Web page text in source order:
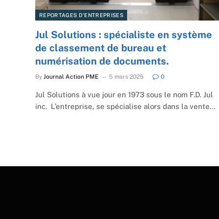
REPORTAGES D'ENTREPRISES
Jul Solutions : spécialiste en système
de classement de bureau et
numérisation de documents.
By Journal Action PME 5 mars 2025 0
Jul Solutions à vue jour en 1973 sous le nom F.D. Jul
inc. L’entreprise, se spécialise alors dans la vente…